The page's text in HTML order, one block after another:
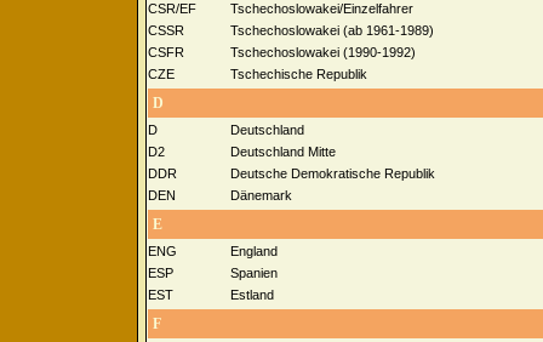
CSR/EF
Tschechoslowakei/Einzelfahrer
CSSR
Tschechoslowakei (ab 1961-1989)
CSFR
Tschechoslowakei (1990-1992)
CZE
Tschechische Republik
D
D
Deutschland
D2
Deutschland Mitte
DDR
Deutsche Demokratische Republik
DEN
Dänemark
E
ENG
England
ESP
Spanien
EST
Estland
F